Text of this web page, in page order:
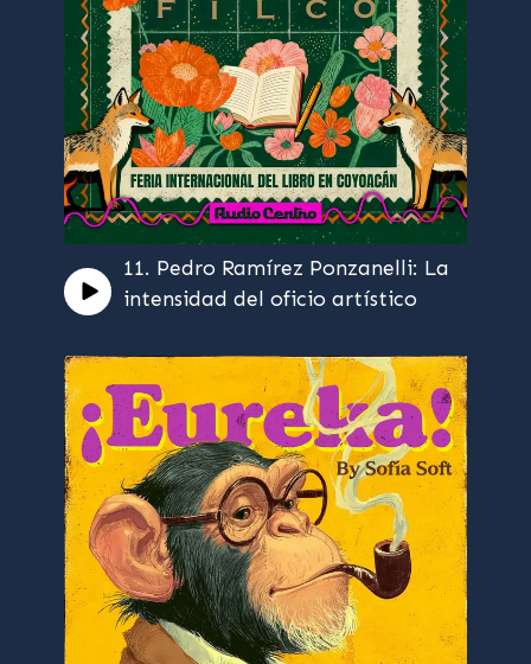
11. Pedro Ramírez Ponzanelli: La
intensidad del oficio artístico